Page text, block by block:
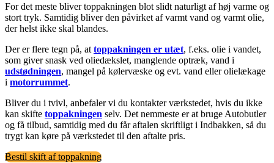
For det meste bliver toppakningen blot slidt naturligt af høj varme og
stort tryk. Samtidig bliver den påvirket af varmt vand og varmt olie,
der helst ikke skal blandes.
Der er flere tegn på, at toppakningen er utæt, f.eks. olie i vandet,
som giver snask ved oliedækslet, manglende optræk, vand i
udstødningen, mangel på kølervæske og evt. vand eller olielækage
i motorrummet.
Bliver du i tvivl, anbefaler vi du kontakter værkstedet, hvis du ikke
kan skifte toppakningen selv. Det nemmeste er at bruge Autobutler
og få tilbud, samtidig med du får aftalen skriftligt i Indbakken, så du
trygt kan køre på værkstedet til den aftalte pris.
Bestil skift af toppakning